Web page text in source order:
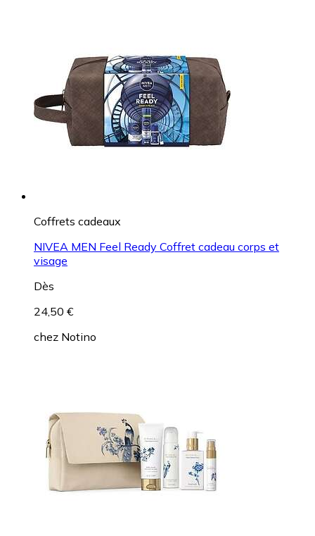
Coffrets cadeaux
NIVEA MEN Feel Ready Coffret cadeau corps et
visage
Dès
24,50 €
chez Notino